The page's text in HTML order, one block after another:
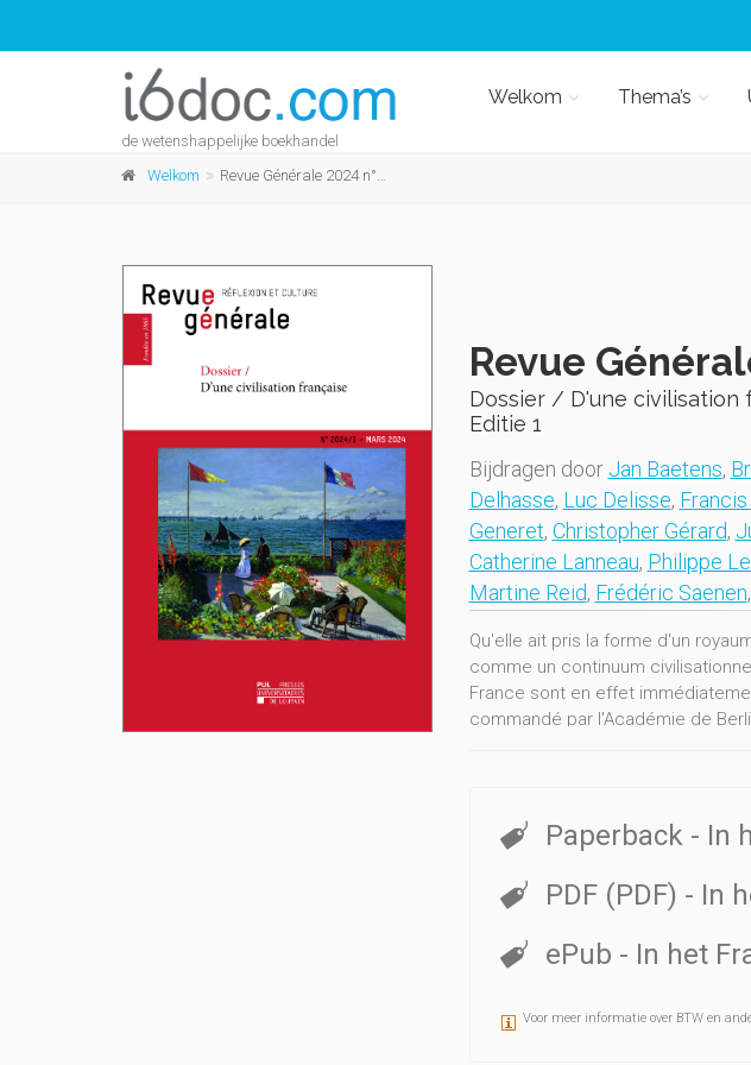
de wetenshappelijke boekhandel
Welkom Thema’s
Welkom Revue Générale 2024 n°1 Mars 2024
Revue
Dossier / D'une civilisation
Editie 1
Bijdragen door Jan Baetens,
Delhasse, Luc Delisse,
Generet, Christopher Gérard,
Catherine Lanneau, Philippe
Martine Reid, Frédéric Saenen,
Qu'elle ait pris la forme d'un
comme un continuum
France sont en effet
commandé par l'Académie de
tourne souvent vers elle, comme
inconditionnel de valeurs ni
notre dossier illustre sa richesse
imaginaires, un esprit.
Paperback - In
PDF (PDF) - In
ePub - In het
Voor meer informatie over BTW en